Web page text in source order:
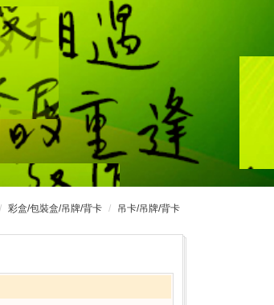
彩盒/包裝盒/吊牌/背卡 吊卡/吊牌/背卡